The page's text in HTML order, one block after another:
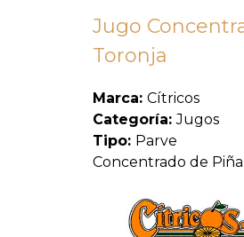
Jugo
Toronja
Marca: Cítricos
Categoría:Jugos
Tipo: Parve
Concentrado de